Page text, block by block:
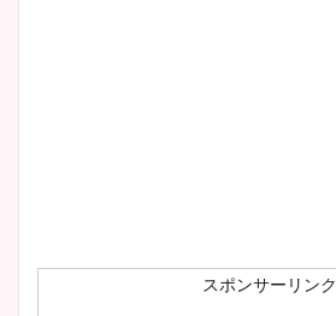
スポンサーリンク